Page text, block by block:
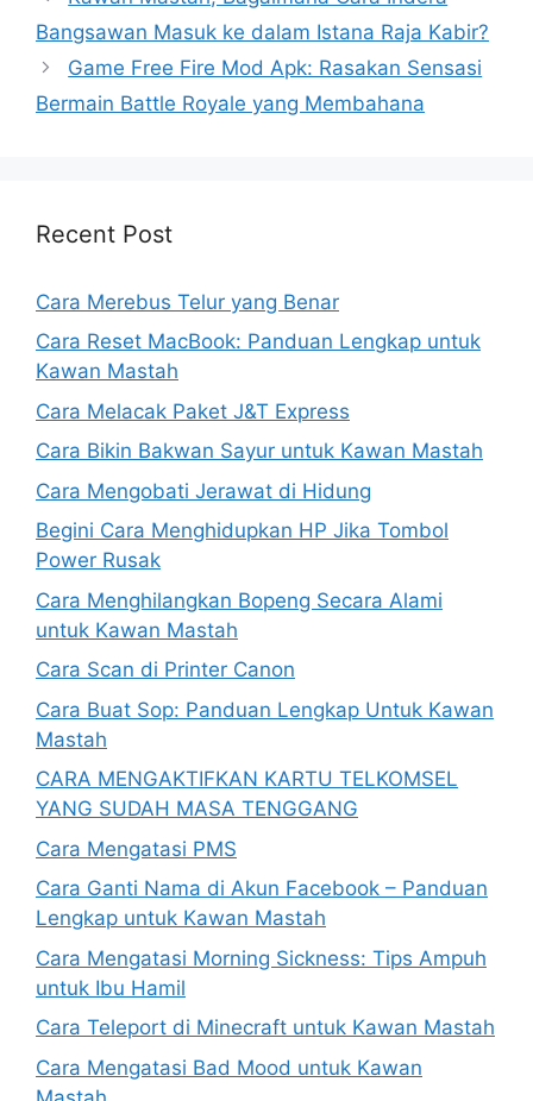
Bangsawan Masuk ke dalam Istana Raja Kabir?
Game Free Fire Mod Apk: Rasakan Sensasi
Bermain Battle Royale yang Membahana
Recent Post
Cara Merebus Telur yang Benar
Cara Reset MacBook: Panduan Lengkap untuk
Kawan Mastah
Cara Melacak Paket J&T Express
Cara Bikin Bakwan Sayur untuk Kawan Mastah
Cara Mengobati Jerawat di Hidung
Begini Cara Menghidupkan HP Jika Tombol
Power Rusak
Cara Menghilangkan Bopeng Secara Alami
untuk Kawan Mastah
Cara Scan di Printer Canon
Cara Buat Sop: Panduan Lengkap Untuk Kawan
Mastah
CARA MENGAKTIFKAN KARTU TELKOMSEL
YANG SUDAH MASA TENGGANG
Cara Mengatasi PMS
Cara Ganti Nama di Akun Facebook – Panduan
Lengkap untuk Kawan Mastah
Cara Mengatasi Morning Sickness: Tips Ampuh
untuk Ibu Hamil
Cara Teleport di Minecraft untuk Kawan Mastah
Cara Mengatasi Bad Mood untuk Kawan